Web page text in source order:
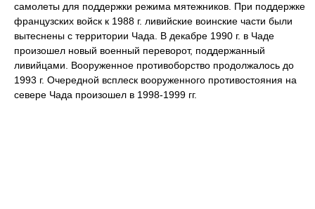
самолеты для поддержки режима мятежников. При поддержке
французских войск к 1988 г. ливийские воинские части были
вытеснены с территории Чада. В декабре 1990 г. в Чаде
произошел новый военный переворот, поддержанный
ливийцами. Вооруженное противоборство продолжалось до
1993 г. Очередной всплеск вооруженного противостояния на
севере Чада произошел в 1998-1999 гг.